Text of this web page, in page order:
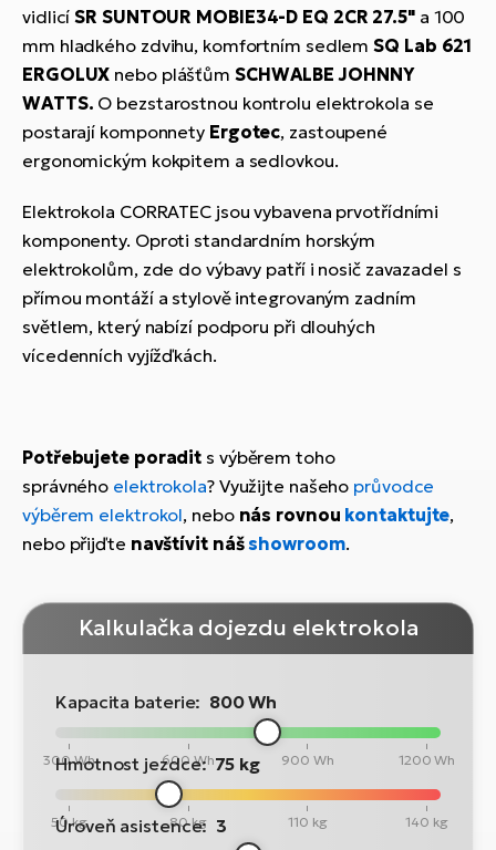
vidlicíSR SUNTOUR MOBIE34-D EQ 2CR 27.5"a 100
mm hladkého zdvihu, komfortním sedlemSQ Lab 621
ERGOLUX nebo plášťům SCHWALBE JOHNNY
WATTS. O bezstarostnou kontrolu elektrokola se
postarají komponnety Ergotec, zastoupené
ergonomickým kokpitem a sedlovkou.
Elektrokola CORRATEC jsou vybavena prvotřídními
komponenty. Oproti standardním horským
elektrokolům, zde do výbavy patří i nosič zavazadel s
přímou montáží a stylově integrovaným zadním
světlem, který nabízí podporu při dlouhých
vícedenních vyjížďkách.
Potřebujete poradit s výběrem toho
správného elektrokola? Využijte našeho průvodce
výběrem elektrokol, nebo nás rovnou kontaktujte,
nebo přijďte navštívit nášshowroom.
Kalkulačka dojezdu elektrokola
Kapacita baterie: 800 Wh
300 Wh 600 Wh 900 Wh 1200 Wh
Hmotnost jezdce: 75 kg
50 kg 80 kg 110 kg 140 kg
Úroveň asistence: 3